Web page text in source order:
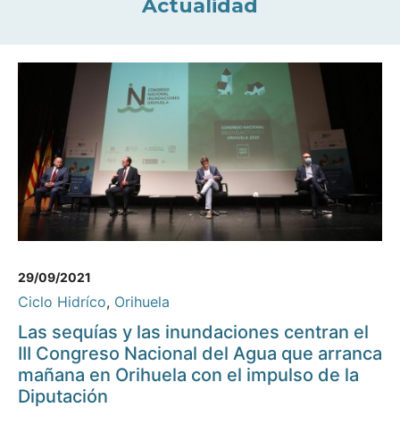
Actualidad
29/09/2021
Ciclo Hidríco, Orihuela
Las sequías y las inundaciones centran el
III Congreso Nacional del Agua que arranca
mañana en Orihuela con el impulso de la
Diputación